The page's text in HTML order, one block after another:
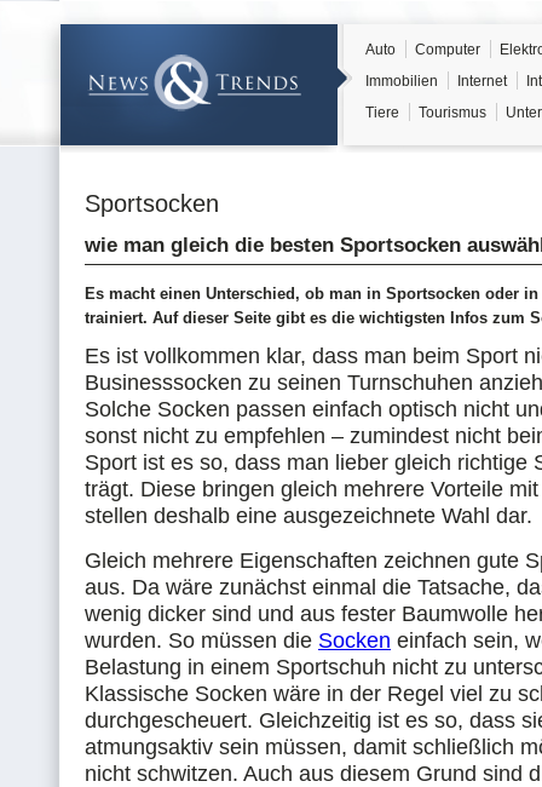
Auto Computer
Immobilien
Internet
Tiere
Tourismus
Sportsocken
wie man gleich die besten Sportsocken
Es macht einen Unterschied, ob man in Sportsocken oder
trainiert. Auf dieser Seite gibt es die wichtigsten Infos zum
Es ist vollkommen klar, dass man beim Sport
Businesssocken zu seinen Turnschuhen
Solche Socken passen einfach optisch nicht
sonst nicht zu empfehlen – zumindest nicht
Sport ist es so, dass man lieber gleich richtige
trägt. Diese bringen gleich mehrere Vorteile
stellen deshalb eine ausgezeichnete Wahl dar.
Gleich mehrere Eigenschaften zeichnen gute
aus. Da wäre zunächst einmal die Tatsache,
wenig dicker sind und aus fester Baumwolle
wurden. So müssen die Socken einfach sein,
Belastung in einem Sportschuh nicht zu
Klassische Socken wäre in der Regel viel zu
durchgescheuert. Gleichzeitig ist es so, dass
atmungsaktiv sein müssen, damit schließlich
nicht schwitzen. Auch aus diesem Grund sind